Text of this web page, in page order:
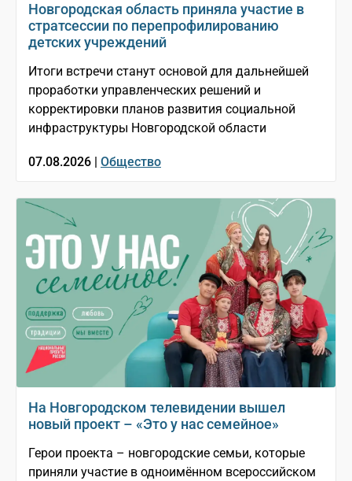
Новгородская область приняла участие в
стратсессии по перепрофилированию
детских учреждений
Итоги встречи станут основой для дальнейшей
проработки управленческих решений и
корректировки планов развития социальной
инфраструктуры Новгородской области
07.08.2026 | Общество
На Новгородском телевидении вышел
новый проект – «Это у нас семейное»
Герои проекта – новгородские семьи, которые
приняли участие в одноимённом всероссийском